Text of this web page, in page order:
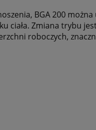
BGA 200
ciała. Zmiana trybu
roboczych,